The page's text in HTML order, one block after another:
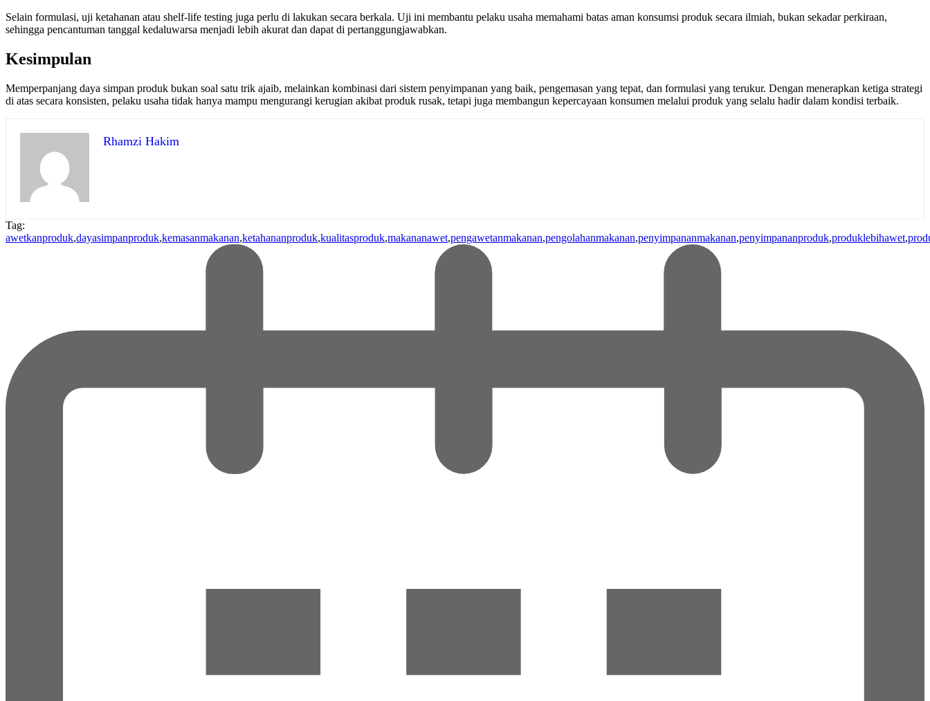
Selain formulasi, uji ketahanan atau shelf-life testing juga perlu di lakukan secara berkala. Uji ini membantu pelaku usaha memahami batas aman konsumsi produk secara ilmiah, bukan sekadar perkiraan,
sehingga pencantuman tanggal kedaluwarsa menjadi lebih akurat dan dapat di pertanggungjawabkan.
Kesimpulan
Memperpanjang daya simpan produk bukan soal satu trik ajaib, melainkan kombinasi dari sistem penyimpanan yang baik, pengemasan yang tepat, dan formulasi yang terukur. Dengan menerapkan ketiga strategi
di atas secara konsisten, pelaku usaha tidak hanya mampu mengurangi kerugian akibat produk rusak, tetapi juga membangun kepercayaan konsumen melalui produk yang selalu hadir dalam kondisi terbaik.
Rhamzi Hakim
Tag:
awetkanproduk,dayasimpanproduk,kemasanmakanan,ketahananproduk,kualitasproduk,makananawet,pengawetanmakanan,pengolahanmakanan,penyimpananmakanan,penyimpananproduk,produklebihawet,